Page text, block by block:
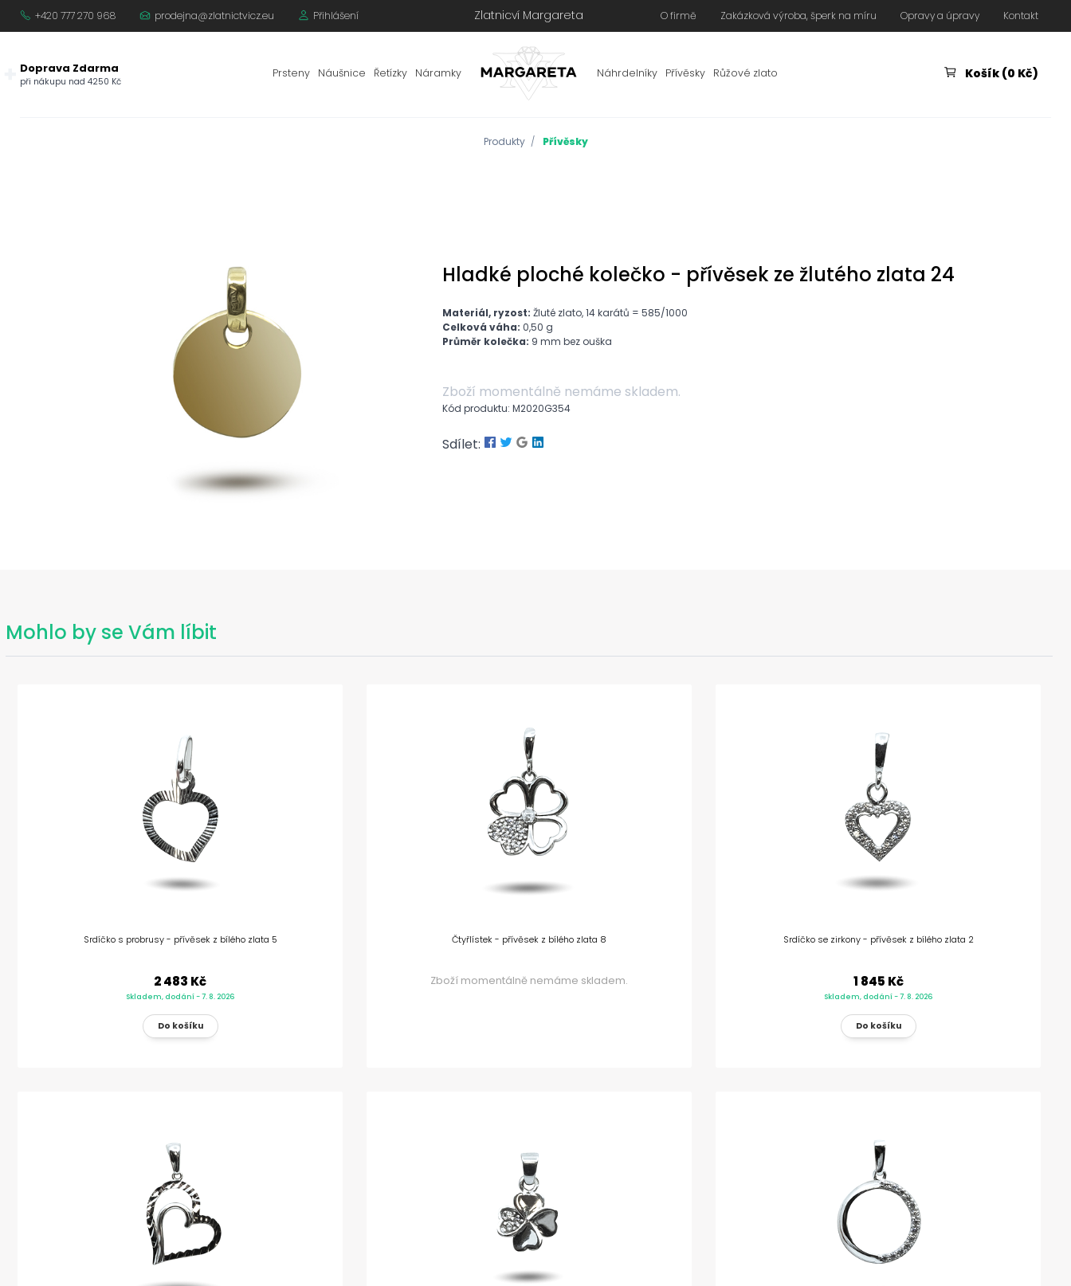
+420 777 270 968 prodejna@zlatnictvicz.eu Přihlášení Zlatnicví Margareta O firmě Zakázková výroba, šperk na míru Opravy a úpravy Kontakt
Doprava Zdarma
při nákupu nad 4250 Kč
Prsteny Náušnice Řetízky Náramky Náhrdelníky Přívěsky Růžové zlato Košík (0 Kč)
Produkty Přívěsky
Hladké ploché kolečko - přívěsek ze žlutého zlata 24
Materiál, ryzost: Žluté zlato, 14 karátů = 585/1000
Celková váha: 0,50 g
Průměr kolečka: 9 mm bez ouška
Zboží momentálně nemáme skladem.
Kód produktu: M2020G354
Sdílet:
Mohlo by se Vám líbit
Srdíčko s probrusy - přívěsek z bílého zlata 5
2 483 Kč
Skladem, dodání - 7. 8. 2026
Čtyřlístek - přívěsek z bílého zlata 8
Zboží momentálně nemáme skladem.
Srdíčko se zirkony - přívěsek z bílého zlata 2
1 845 Kč
Skladem, dodání - 7. 8. 2026